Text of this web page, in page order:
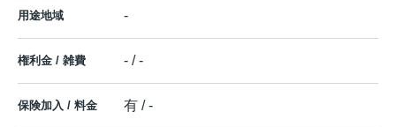
用途地域 -
権利金 / 雑費 - / -
保険加入 / 料金 有 / -